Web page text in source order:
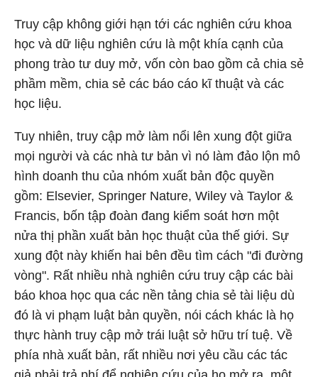
Truy cập không giới hạn tới các nghiên cứu khoa
học và dữ liệu nghiên cứu là một khía cạnh của
phong trào tư duy mở, vốn còn bao gồm cả chia sẻ
phầm mềm, chia sẻ các báo cáo kĩ thuật và các
học liệu.
Tuy nhiên, truy cập mở làm nổi lên xung đột giữa
mọi người và các nhà tư bản vì nó làm đảo lộn mô
hình doanh thu của nhóm xuất bản độc quyền
gồm: Elsevier, Springer Nature, Wiley và Taylor &
Francis, bốn tập đoàn đang kiểm soát hơn một
nửa thị phần xuất bản học thuật của thế giới. Sự
xung đột này khiến hai bên đều tìm cách "đi đường
vòng". Rất nhiều nhà nghiên cứu truy cập các bài
báo khoa học qua các nền tảng chia sẻ tài liệu dù
đó là vi phạm luật bản quyền, nói cách khác là họ
thực hành truy cập mở trái luật sở hữu trí tuệ. Về
phía nhà xuất bản, rất nhiều nơi yêu cầu các tác